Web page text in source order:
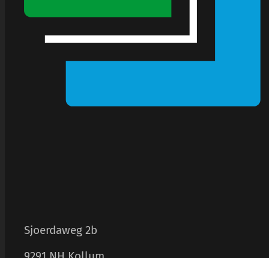
Sjoerdaweg 2b